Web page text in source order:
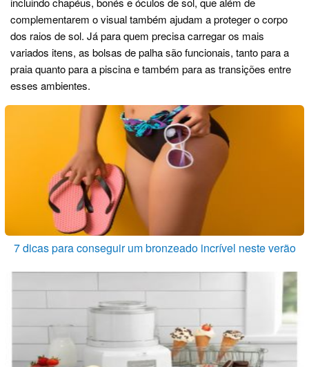
complementarem o visual também ajudam a proteger o corpo
dos raios de sol. Já para quem precisa carregar os mais
variados itens, as bolsas de palha são funcionais, tanto para a
praia quanto para a piscina e também para as transições entre
esses ambientes.
7 dicas para conseguir um bronzeado incrível neste verão